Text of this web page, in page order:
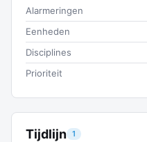
Tijdlijn 1
Alarmeringen
Eenheden
Disciplines
Prioriteit